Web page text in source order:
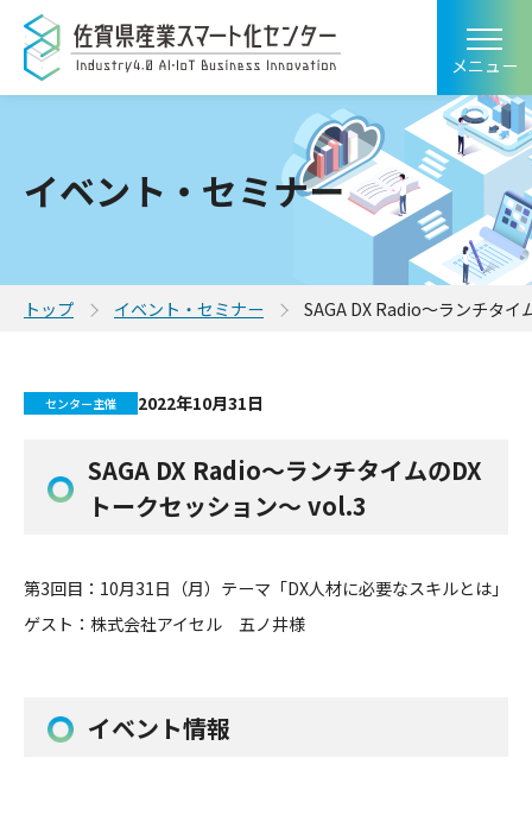
メニュー
イベント・セミナー
トップ イベント・セミナー SAGA DX Radio〜ランチタ
センター主催 2022年10月31日
SAGA DX Radio〜ランチタイムのDX
トークセッション〜 vol.3
第3回目：10月31日（月）テーマ「DX人材に必要なスキルとは」
ゲスト：株式会社アイセル 五ノ井様
イベント情報